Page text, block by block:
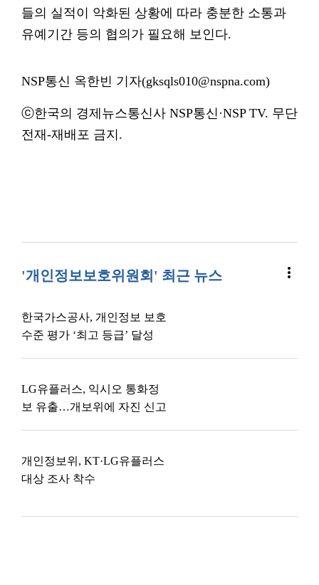
들의 실적이 악화된 상황에 따라 충분한 소통과
유예기간 등의 협의가 필요해 보인다.
NSP통신 옥한빈 기자(gksqls010@nspna.com)
ⓒ한국의 경제뉴스통신사 NSP통신·NSP TV. 무단
전재-재배포 금지.
'개인정보보호위원회' 최근 뉴스 more_vert
한국가스공사, 개인정보 보호
수준 평가 ‘최고 등급’ 달성
LG유플러스, 익시오 통화정
보 유출…개보위에 자진 신고
개인정보위, KT·LG유플러스
대상 조사 착수